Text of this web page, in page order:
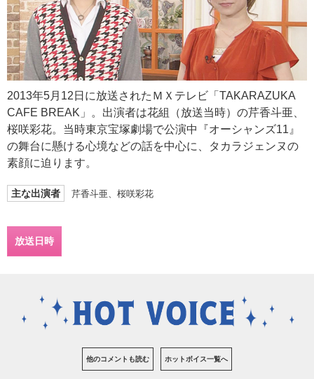
2013年5月12日に放送されたＭＸテレビ「TAKARAZUKA
CAFE BREAK」。出演者は花組（放送当時）の芹香斗亜、
桜咲彩花。当時東京宝塚劇場で公演中『オーシャンズ11』
の舞台に懸ける心境などの話を中心に、タカラジェンヌの
素顔に迫ります。
主な出演者 芹香斗亜、桜咲彩花
放送日時
他のコメントも読む ホットボイス一覧へ